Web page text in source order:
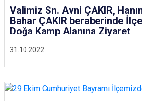
31.10.2022
Valimiz Sn. Avni ÇAKIR,
Bahar ÇAKIR beraberinde
Doğa Kamp Alanına Ziyaret